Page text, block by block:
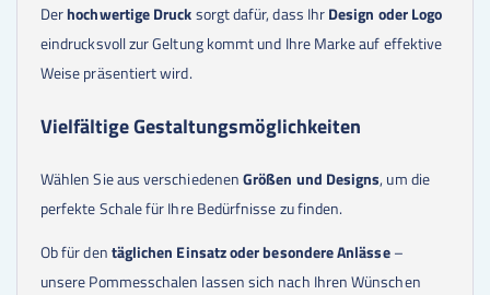
Derhochwertige Drucksorgt dafür, dass IhrDesign oder Logo
eindrucksvoll zur Geltung kommt und Ihre Marke auf effektive
Weise präsentiert wird.
Vielfältige Gestaltungsmöglichkeiten
Wählen Sie aus verschiedenenGrößen und Designs, um die
perfekte Schale für Ihre Bedürfnisse zu finden.
Ob für dentäglichen Einsatz oder besondere Anlässe–
unsere Pommesschalen lassen sich nach Ihren Wünschen